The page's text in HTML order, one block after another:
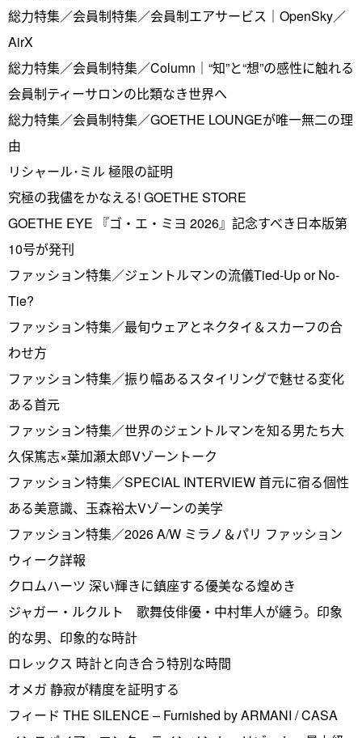
総力特集／会員制特集／会員制エアサービス｜OpenSky／
AirX
総力特集／会員制特集／Column｜“知”と“想”の感性に触れる
会員制ティーサロンの比類なき世界へ
総力特集／会員制特集／GOETHE LOUNGEが唯一無二の理
由
リシャール･ミル 極限の証明
究極の我儘をかなえる! GOETHE STORE
GOETHE EYE 『ゴ・エ・ミヨ 2026』記念すべき日本版第
10号が発刊
ファッション特集／ジェントルマンの流儀Tied-Up or No-
Tie?
ファッション特集／最旬ウェアとネクタイ＆スカーフの合
わせ方
ファッション特集／振り幅あるスタイリングで魅せる変化
ある首元
ファッション特集／世界のジェントルマンを知る男たち大
久保篤志×葉加瀬太郎Vゾーントーク
ファッション特集／SPECIAL INTERVIEW 首元に宿る個性
ある美意識、玉森裕太Vゾーンの美学
ファッション特集／2026 A/W ミラノ＆パリ ファッション
ウィーク詳報
クロムハーツ 深い輝きに鎮座する優美なる煌めき
ジャガー・ルクルト 歌舞伎俳優・中村隼人が纏う。印象
的な男、印象的な時計
ロレックス 時計と向き合う特別な時間
オメガ 静寂が精度を証明する
フィード THE SILENCE – Furnished by ARMANI / CASA